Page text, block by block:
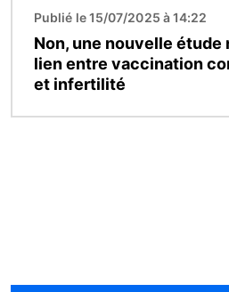
Publié le 15/07/2025 à 14:22
Non, une nouvelle étude
lien entre vaccination
et infertilité